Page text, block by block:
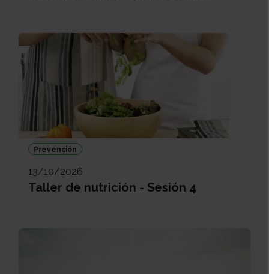
Prevención
13/10/2026
Taller de nutrición - Sesión 4